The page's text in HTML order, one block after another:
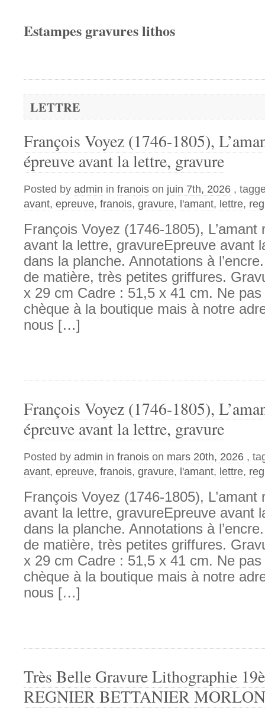
Estampes gravures lithos
LETTRE
François Voyez (1746-1805),
épreuve avant la lettre, gravure
Posted by admin in franois on juin 7th, 2026 ,
avant, epreuve, franois, gravure, l'amant, lettre,
François Voyez (1746-1805),
avant la lettre, gravureEpreuve avant
dans la planche. Annotations à
de matière, très petites griffures.
x 29 cm Cadre : 51,5 x 41 cm. Ne
chèque à la boutique mais à notre
nous […]
François Voyez (1746-1805),
épreuve avant la lettre, gravure
Posted by admin in franois on mars 20th, 2026 ,
avant, epreuve, franois, gravure, l'amant, lettre,
François Voyez (1746-1805),
avant la lettre, gravureEpreuve avant
dans la planche. Annotations à
de matière, très petites griffures.
x 29 cm Cadre : 51,5 x 41 cm. Ne
chèque à la boutique mais à notre
nous […]
Très Belle Gravure Lithographie
REGNIER BETTANIER